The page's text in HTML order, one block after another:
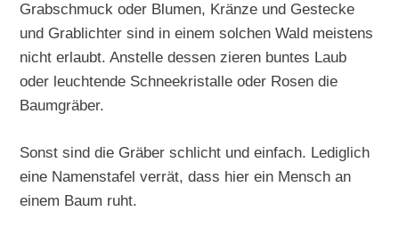
Grabschmuck oder Blumen, Kränze und Gestecke
und Grablichter sind in einem solchen Wald meistens
nicht erlaubt. Anstelle dessen zieren buntes Laub
oder leuchtende Schneekristalle oder Rosen die
Baumgräber.
Sonst sind die Gräber schlicht und einfach. Lediglich
eine Namenstafel verrät, dass hier ein Mensch an
einem Baum ruht.